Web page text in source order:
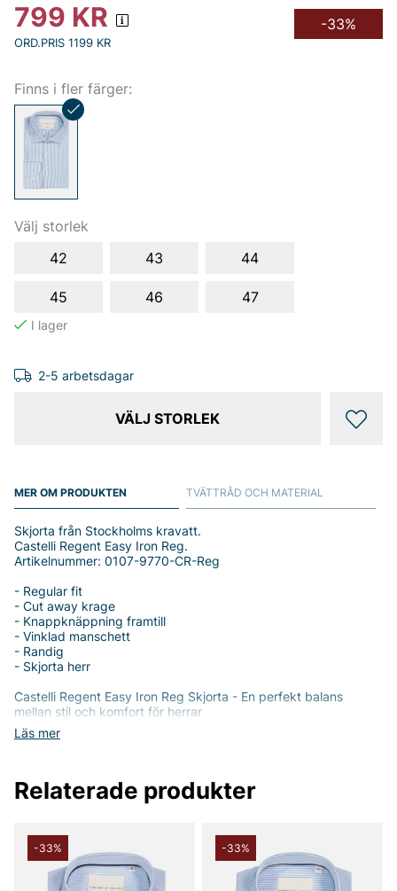
799 KR
ORD.PRIS 1199 KR
-33%
Finns i fler färger:
Välj storlek
42
43 44
45 46 47
2-5 arbetsdagar
VÄLJ STORLEK
MER OM PRODUKTEN
Läs mer
Skjorta från Stockholms kravatt.
Castelli Regent Easy Iron Reg.
Artikelnummer: 0107-9770-CR-Reg
- Regular fit
- Cut away krage
- Knappknäppning framtill
- Vinklad manschett
- Randig
- Skjorta herr
Castelli Regent Easy Iron Reg Skjorta - En perfekt balans
mellan stil och komfort för herrar
Upptäck den tidlösa elegansen i Castelli Regent Easy Iron Reg
funktionalitet. Med en regular fit passar skjortan de flesta
kroppstyper, och den erbjuder en avslappnad men ändå
Tillverkad av 100% högkvalitativ bomull, erbjuder skjortan en
mjuk och behaglig känsla mot huden. Det lätta materialet är
dessutom lättskött, vilket gör att du kan behålla en prydlig look
TVÄTTRÅD OCH MATERIAL
Relaterade produkter
-33% -33%